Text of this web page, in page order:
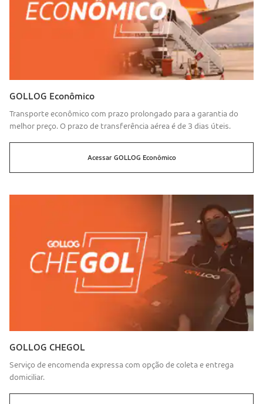
GOLLOG Econômico
Transporte econômico com prazo prolongado para a garantia do
melhor preço. O prazo de transferência aérea é de 3 dias úteis.
Acessar GOLLOG Econômico
GOLLOG CHEGOL
Serviço de encomenda expressa com opção de coleta e entrega
domiciliar.